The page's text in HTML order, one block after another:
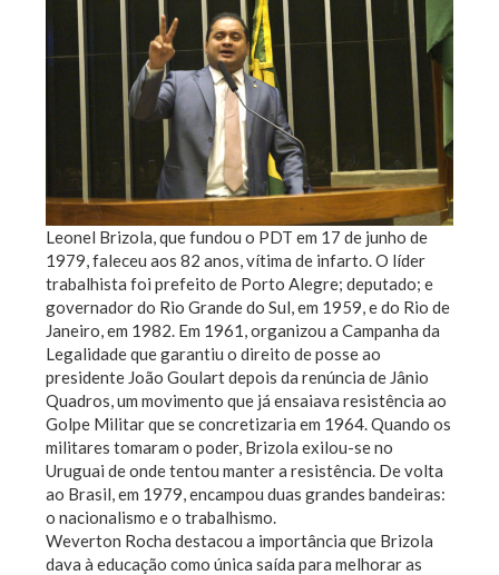
Leonel Brizola, que fundou o PDT em 17 de junho de
1979, faleceu aos 82 anos, vítima de infarto. O líder
trabalhista foi prefeito de Porto Alegre; deputado; e
governador do Rio Grande do Sul, em 1959, e do Rio de
Janeiro, em 1982. Em 1961, organizou a Campanha da
Legalidade que garantiu o direito de posse ao
presidente João Goulart depois da renúncia de Jânio
Quadros, um movimento que já ensaiava resistência ao
Golpe Militar que se concretizaria em 1964. Quando os
militares tomaram o poder, Brizola exilou-se no
Uruguai de onde tentou manter a resistência. De volta
ao Brasil, em 1979, encampou duas grandes bandeiras:
o nacionalismo e o trabalhismo.
Weverton Rocha destacou a importância que Brizola
dava à educação como única saída para melhorar as